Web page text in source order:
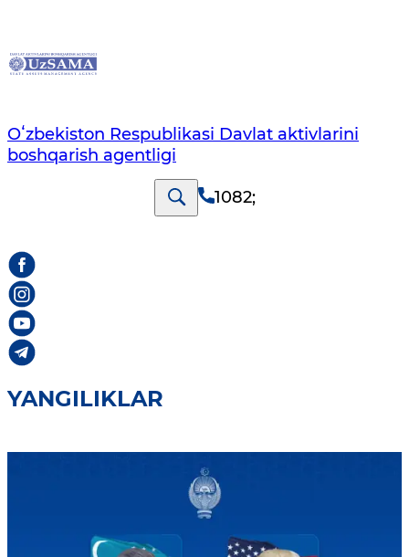
Oʻzbekiston Respublikasi Davlat aktivlarini
boshqarish agentligi
1082;
YANGILIKLAR